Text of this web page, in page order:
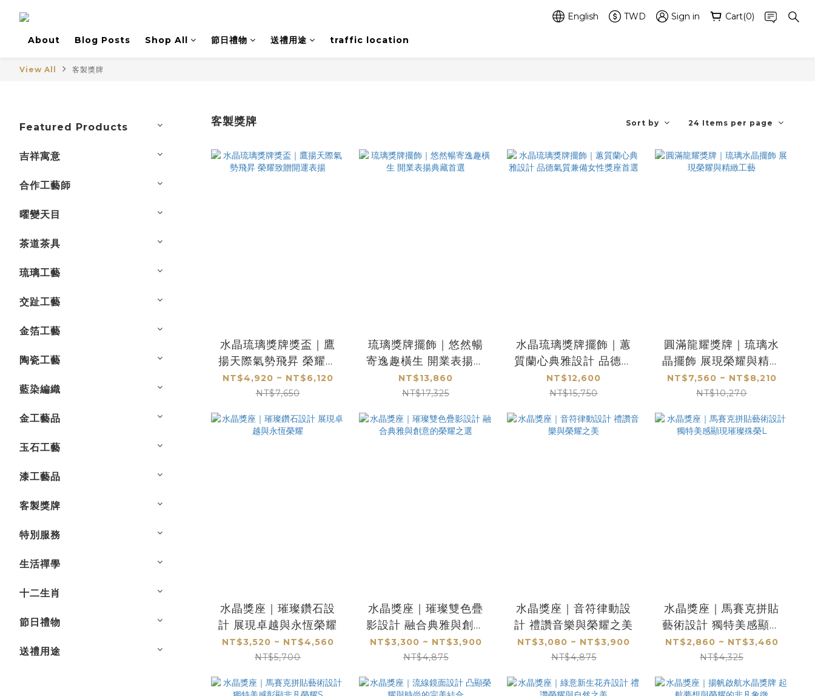
English TWD Sign in Cart(0)
About Blog Posts Shop All 節日禮物 送禮用途 traffic location
View All 客製獎牌
Featured Products
吉祥寓意
合作工藝師
曜變天目
茶道茶具
琉璃工藝
交趾工藝
金箔工藝
陶瓷工藝
藍染編織
金工藝品
玉石工藝
漆工藝品
客製獎牌
特別服務
生活禪學
十二生肖
節日禮物
送禮用途
客製獎牌 Sort by 24 Items per page
水晶琉璃獎牌獎盃｜鷹
揚天際氣勢飛昇 榮耀致
贈開運表揚
NT$4,920 ~ NT$6,120
NT$7,650
琉璃獎牌擺飾｜悠然暢
寄逸趣橫生 開業表揚典
藏首選
NT$13,860
NT$17,325
水晶琉璃獎牌擺飾｜蕙
質蘭心典雅設計 品德氣
質兼備女性獎座首選
NT$12,600
NT$15,750
圓滿龍耀獎牌｜琉璃水
晶擺飾 展現榮耀與精緻
工藝
NT$7,560 ~ NT$8,210
NT$10,270
水晶獎座｜璀璨鑽石設
計 展現卓越與永恆榮耀
NT$3,520 ~ NT$4,560
NT$5,700
水晶獎座｜璀璨雙色疊
影設計 融合典雅與創意
的榮耀之選
NT$3,300 ~ NT$3,900
NT$4,875
水晶獎座｜音符律動設
計 禮讚音樂與榮耀之美
NT$3,080 ~ NT$3,900
NT$4,875
水晶獎座｜馬賽克拼貼
藝術設計 獨特美感顯現
璀璨殊榮L
NT$2,860 ~ NT$3,460
NT$4,325